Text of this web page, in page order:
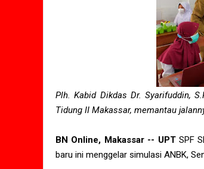
Plh. Kabid Dikdas Dr. Syarifuddin,
Tidung II Makassar, memantau
BN Online, Makassar -- UPTSPF
baru ini menggelar simulasi ANBK,